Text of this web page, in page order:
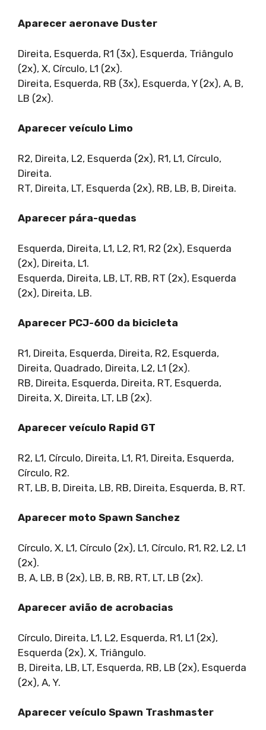
Aparecer aeronave Duster
Direita, Esquerda, R1 (3x), Esquerda, Triângulo
(2x), X, Círculo, L1 (2x).
Direita, Esquerda, RB (3x), Esquerda, Y (2x), A, B,
LB (2x).
Aparecer veículo Limo
R2, Direita, L2, Esquerda (2x), R1, L1, Círculo,
Direita.
RT, Direita, LT, Esquerda (2x), RB, LB, B, Direita.
Aparecer pára-quedas
Esquerda, Direita, L1, L2, R1, R2 (2x), Esquerda
(2x), Direita, L1.
Esquerda, Direita, LB, LT, RB, RT (2x), Esquerda
(2x), Direita, LB.
Aparecer PCJ-600 da bicicleta
R1, Direita, Esquerda, Direita, R2, Esquerda,
Direita, Quadrado, Direita, L2, L1 (2x).
RB, Direita, Esquerda, Direita, RT, Esquerda,
Direita, X, Direita, LT, LB (2x).
Aparecer veículo Rapid GT
R2, L1, Círculo, Direita, L1, R1, Direita, Esquerda,
Círculo, R2.
RT, LB, B, Direita, LB, RB, Direita, Esquerda, B, RT.
Aparecer moto Spawn Sanchez
Círculo, X, L1, Círculo (2x), L1, Círculo, R1, R2, L2, L1
(2x).
B, A, LB, B (2x), LB, B, RB, RT, LT, LB (2x).
Aparecer avião de acrobacias
Círculo, Direita, L1, L2, Esquerda, R1, L1 (2x),
Esquerda (2x), X, Triângulo.
B, Direita, LB, LT, Esquerda, RB, LB (2x), Esquerda
(2x), A, Y.
Aparecer veículo Spawn Trashmaster